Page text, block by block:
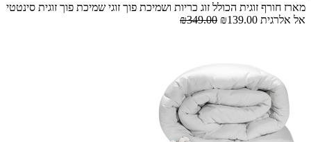
מארז חורף זוגית הכולל זוג כריות ושמיכת פוך זוגי שמיכת פוך זוגית סינטטי
אל אלרגית ₪139.00
₪349.00